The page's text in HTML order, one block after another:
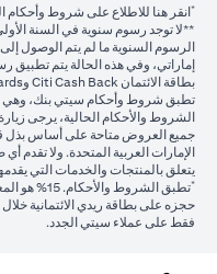
*انقر هنا (opens in a new tab)للاطلاع على شروط وأحكام
**لا توجد رسوم سنوية في السنة
بطاقة الائتمان Citi Cash Back وCiti Rewards).
تطبق شروط وأحكام سيتي بنك، وهي
الشروط والأحكام الحالية، يرجى
جميع العروض متاحة على أساس بذل
الإمارات العربية المتحدة. ولا تقدم
يتعلق بالمنتجات والخدمات التي
*تطبق الشروط والأحكام. 15%
هو
حجزه على بطاقة ريدي الائتمانية
فقط على عملاء سيتي الجدد.